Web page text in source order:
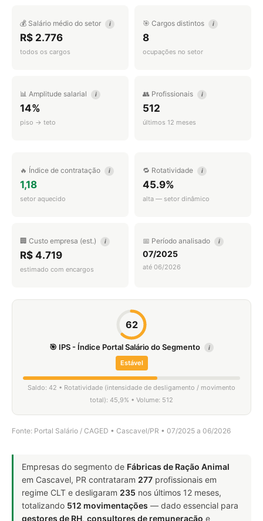
💰 Salário médio do setor i
R$ 2.776
todos os cargos
🎯 Cargos distintos i
8
ocupações no setor
📊 Amplitude salarial i
14%
piso → teto
👥 Profissionais i
512
últimos 12 meses
🔥 Índice de contratação i
1,18
setor aquecido
🔁 Rotatividade i
45.9%
alta — setor dinâmico
🏢 Custo empresa (est.) i
R$ 4.719
estimado com encargos
📅 Período analisado i
07/2025
até 06/2026
62
🎯 IPS - Índice Portal Salário do Segmento i
Estável
Saldo: 42 • Rotatividade (intensidade de desligamento / movimento
total): 45,9% • Volume: 512
Fonte: Portal Salário / CAGED • Cascavel/PR • 07/2025 a 06/2026
Empresas do segmento de Fábricas de Ração Animal
em Cascavel, PR contrataram 277 profissionais em
regime CLT e desligaram 235 nos últimos 12 meses,
totalizando 512 movimentações — dado essencial para
gestores de RH, consultores de remuneração e